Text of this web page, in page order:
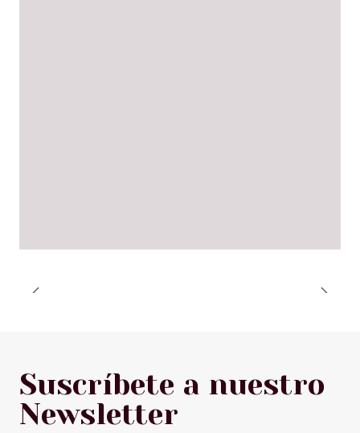
Suscríbete a nuestro
Newsletter